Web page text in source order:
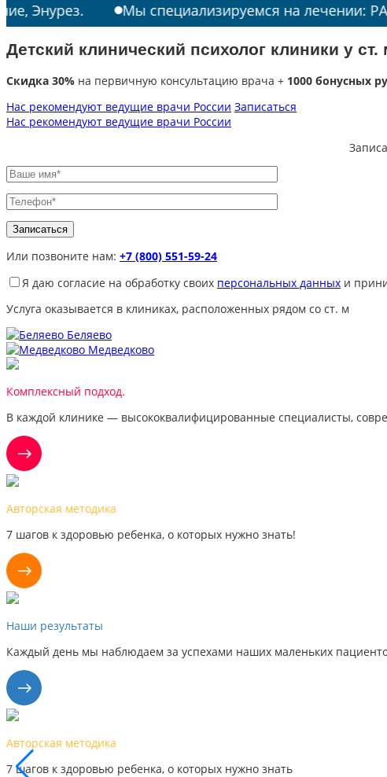
Мы специализируемся на лечении: РАС, ТИКИ,
Детский клинический психолог клиники у
Скидка 30% на первичную консультацию врача + 1000 бонусных
Нас рекомендуют ведущие врачи России Записаться
Нас рекомендуют ведущие врачи России
Или позвоните нам: +7 (800) 551-59-24
Я даю согласие на обработку своих персональных данных и
Услуга оказывается в клиниках, расположенных рядом со ст. м
Беляево
Медведково
Комплексный подход.
В каждой клинике — высококвалифицированные специалисты,
Авторская методика
7 шагов к здоровью ребенка, о которых нужно знать!
Наши результаты
Каждый день мы наблюдаем за успехами наших маленьких
Авторская методика
7 шагов к здоровью ребенка, о которых нужно знать